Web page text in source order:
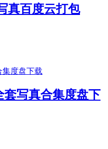
真百度云打包
套写真合集度盘下